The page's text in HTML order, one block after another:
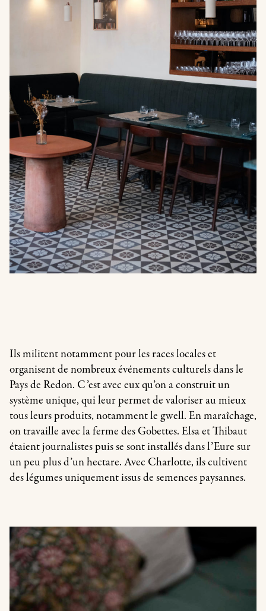
Ils militent notamment pour les races locales et
organisent de nombreux événements culturels dans le
Pays de Redon. C’est avec eux qu’on a construit un
système unique, qui leur permet de valoriser au mieux
tous leurs produits, notamment le gwell. En maraîchage,
on travaille avec la ferme des Gobettes. Elsa et Thibaut
étaient journalistes puis se sont installés dans l’Eure sur
un peu plus d’un hectare. Avec Charlotte, ils cultivent
des légumes uniquement issus de semences paysannes.